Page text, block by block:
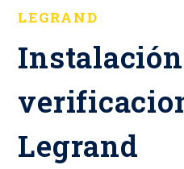
LEGRAND
Legrand